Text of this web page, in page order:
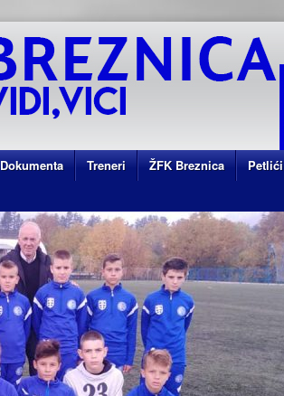
Dokumenta Treneri ŽFK Breznica Petlići